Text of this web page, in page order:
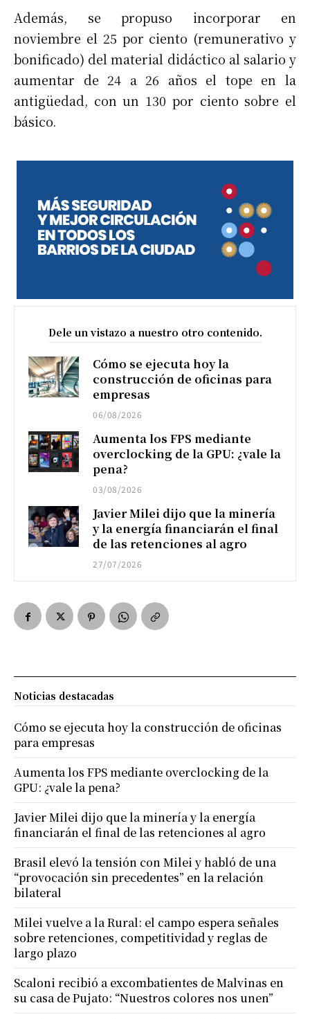
Además, se propuso incorporar en
noviembre el 25 por ciento (remunerativo y
bonificado) del material didáctico al salario y
aumentar de 24 a 26 años el tope en la
antigüedad, con un 130 por ciento sobre el
básico.
Dele un vistazo a nuestro otro contenido.
Cómo se ejecuta hoy la
construcción de oficinas para
empresas
06/08/2026
Aumenta los FPS mediante
overclocking de la GPU: ¿vale la
pena?
03/08/2026
Javier Milei dijo que la minería
y la energía financiarán el final
de las retenciones al agro
27/07/2026
Noticias destacadas
Cómo se ejecuta hoy la construcción de oficinas
para empresas
Aumenta los FPS mediante overclocking de la
GPU: ¿vale la pena?
Javier Milei dijo que la minería y la energía
financiarán el final de las retenciones al agro
Brasil elevó la tensión con Milei y habló de una
“provocación sin precedentes” en la relación
bilateral
Milei vuelve a la Rural: el campo espera señales
sobre retenciones, competitividad y reglas de
largo plazo
Scaloni recibió a excombatientes de Malvinas en
su casa de Pujato: “Nuestros colores nos unen”